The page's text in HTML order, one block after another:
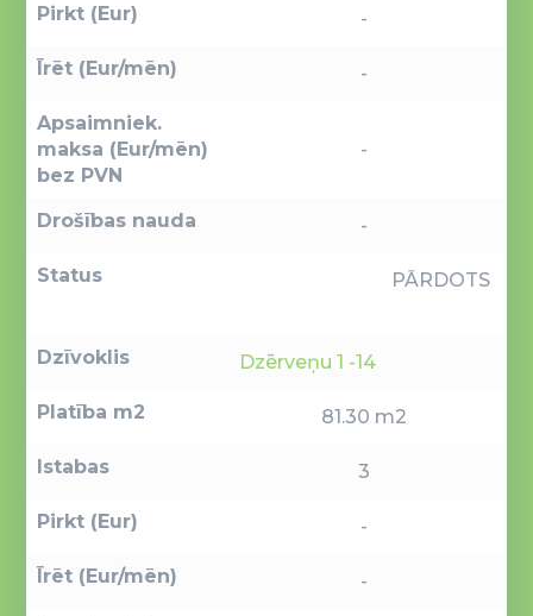
Pirkt (Eur) -
Īrēt (Eur/mēn) -
Apsaimniek.
maksa (Eur/mēn)
bez PVN
-
Drošības nauda -
Status PĀRDOTS
Dzīvoklis Dzērveņu 1 -14
Platība m2 81.30 m2
Istabas 3
Pirkt (Eur) -
Īrēt (Eur/mēn) -